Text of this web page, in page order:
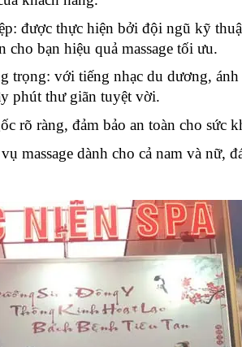
được thực hiện bởi đội ngũ kỹ
cho bạn hiệu quả massage tối ưu.
trọng: với tiếng nhạc du dương,
phút thư giãn tuyệt vời.
rõ ràng, đảm bảo an toàn cho sức
massage dành cho cả nam và nữ,